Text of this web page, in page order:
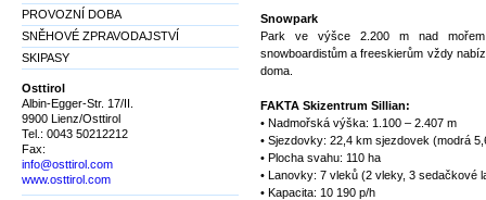
Snowpark
Park ve výšce 2.200 m nad
snowboardistům a freeskierům vždy
doma.
FAKTA Skizentrum Sillian:
• Nadmořská výška: 1.100 – 2.407 m
• Sjezdovky: 22,4 km sjezdovek (modrá
• Plocha svahu: 110 ha
• Lanovky: 7 vleků (2 vleky, 3 sedačkové
• Kapacita: 10 190 p/h
PROVOZNÍ DOBA
SNĚHOVÉ ZPRAVODAJSTVÍ
SKIPASY
Osttirol
Albin-Egger-Str. 17/II.
9900 Lienz/Osttirol
Tel.: 0043 50212212
Fax:
info@osttirol.com
www.osttirol.com